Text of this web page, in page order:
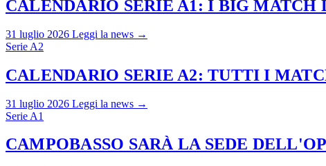
CALENDARIO SERIE A1: I BIG MATCH
31 luglio 2026 Leggi la news →
Serie A2
CALENDARIO SERIE A2: TUTTI I
31 luglio 2026 Leggi la news →
Serie A1
CAMPOBASSO SARÀ LA SEDE